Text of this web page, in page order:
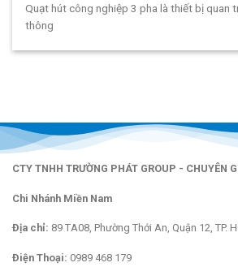
Quạt hút công nghiệp 3 pha là thiết bị quan
thông
CTY TNHH TRƯỜNG PHÁT GROUP - CHUYÊN
Chi Nhánh Miền Nam
Địa chỉ: 89 TA08, Phường Thới An, Quận 12, TP.
Điện Thoại: 0989 468 179